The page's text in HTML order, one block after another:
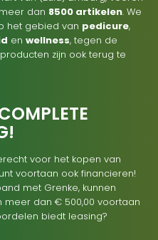
dan 8500 artikelen. We
het gebied van pedicure,
en wellness, tegen de
zijn ook terug te
voor het kopen van
voortaan ook financieren!
met Grenke, kunnen
dan € 500,00 voortaan
biedt leasing?